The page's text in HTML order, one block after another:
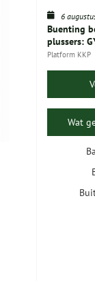
6
Buenting
plussers:
Platform KKP
Wat